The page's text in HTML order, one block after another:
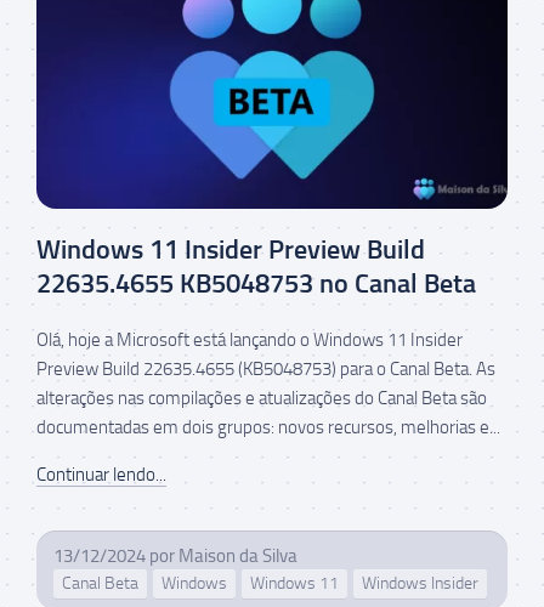
Windows 11 Insider Preview Build
22635.4655 KB5048753 no Canal Beta
Olá, hoje a Microsoft está lançando o Windows 11 Insider
Preview Build 22635.4655 (KB5048753) para o Canal Beta. As
alterações nas compilações e atualizações do Canal Beta são
documentadas em dois grupos: novos recursos, melhorias e...
Continuar lendo...
13/12/2024 por Maison da Silva
Canal Beta Windows Windows 11 Windows Insider